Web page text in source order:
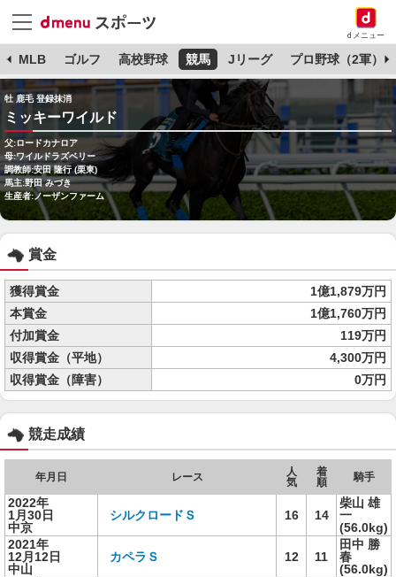
dメニュー
MLB ゴルフ 高校野球 競馬 Jリーグ プロ野球（2軍）
牡 鹿毛 登録抹消
ミッキーワイルド
父:ロードカナロア
母:ワイルドラズベリー
調教師:安田 隆行 (栗東)
馬主:野田 みづき
生産者:ノーザンファーム
賞金
獲得賞金
1億1,879万円
本賞金
1億1,760万円
付加賞金
119万円
収得賞金（平地）
4,300万円
収得賞金（障害）
0万円
競走成績
年月日 レース
人
気
着
順
騎手
2022年
1月30日
中京
シルクロードＳ 16 14
柴山 雄
一
(56.0kg)
2021年
12月12日
中山
カペラＳ 12 11
田中 勝
春
(56.0kg)